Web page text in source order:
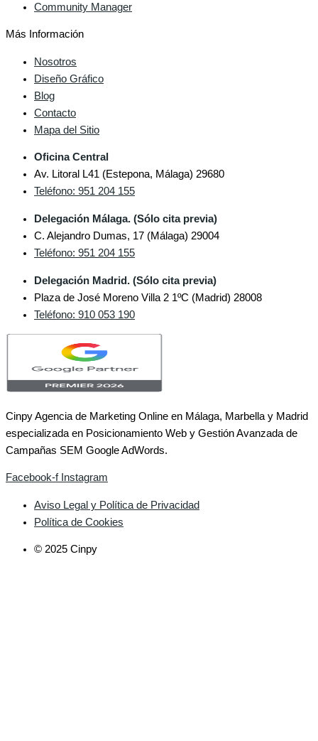
Community Manager
Más Información
Nosotros
Diseño Gráfico
Blog
Contacto
Mapa del Sitio
Oficina Central
Av. Litoral L41 (Estepona, Málaga) 29680
Teléfono: 951 204 155
Delegación Málaga. (Sólo cita previa)
C. Alejandro Dumas, 17 (Málaga) 29004
Teléfono: 951 204 155
Delegación Madrid. (Sólo cita previa)
Plaza de José Moreno Villa 2 1ºC (Madrid) 28008
Teléfono: 910 053 190
Cinpy Agencia de Marketing Online en Málaga, Marbella y Madrid
especializada en Posicionamiento Web y Gestión Avanzada de
Campañas SEM Google AdWords.
Facebook-f Instagram
Aviso Legal y Política de Privacidad
Política de Cookies
© 2025 Cinpy